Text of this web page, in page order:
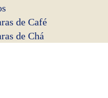
de Café
de Chá